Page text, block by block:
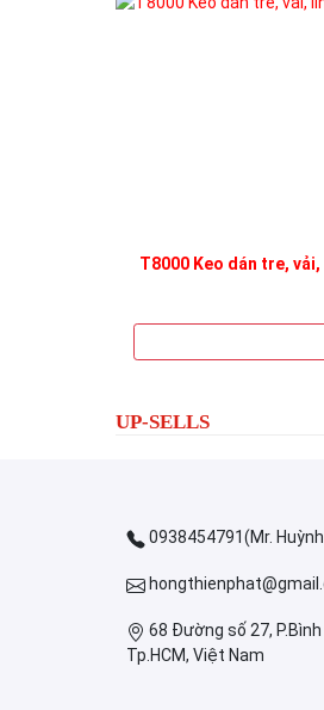
T8000 Keo dán tre,
UP-SELLS
0938454791(Mr.
68 Đường số 27,
Tp.HCM, Việt Nam